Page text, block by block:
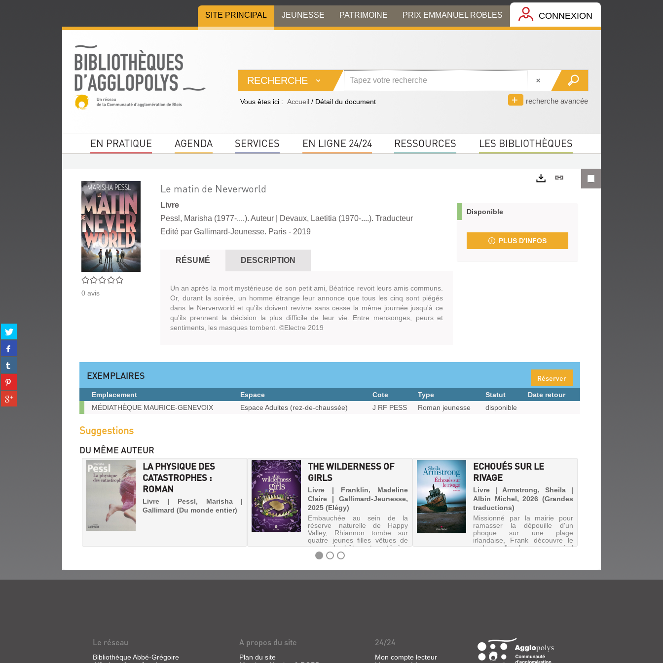
menu
contenu
la
SITE PRINCIPAL JEUNESSE PATRIMOINE PRIX EMMANUEL ROBLES CONNEXION
RECHERCHE
recherche avancée
Vous êtes ici : Accueil / Détail du document
EN PRATIQUE AGENDA SERVICES EN LIGNE 24/24 RESSOURCES LES BIBLIOTHÈQUES
Partager
sur
twitter
(Nouvelle
fenêtre)
Partager
sur
facebook
(Nouvelle
fenêtre)
Partager
sur
tumblr
(Nouvelle
fenêtre)
Partager
sur
pinterest
(Nouvelle
Partager
sur
0/5
0 avis
Le matin de Neverworld
Livre
Pessl, Marisha (1977-....). Auteur
Devaux, Laetitia (1970-....). Traducteur
Edité par Gallimard-Jeunesse. Paris - 2019
RÉSUMÉ DESCRIPTION
Un an après la mort mystérieuse de son petit ami, Béatrice revoit leurs amis communs.
Or, durant la soirée, un homme étrange leur annonce que tous les cinq sont piégés
dans le Nerverworld et qu'ils doivent revivre sans cesse la même journée jusqu'à ce
qu'ils prennent la décision la plus difficile de leur vie. Entre mensonges, peurs et
sentiments, les masques tombent. ©Electre 2019
Lien
Disponible
PLUS D'INFOS
EXEMPLAIRES Réserver
Exemplaires
Emplacement Espace Cote Type Statut
Date retour
MÉDIATHÈQUE MAURICE-GENEVOIX
Espace Adultes (rez-de-chaussée) J RF PESS Roman jeunesse disponible
Suggestions
DU MÊME AUTEUR
THE WILDERNESS OF
GIRLS
Livre | Franklin, Madeline
Claire | Gallimard-Jeunesse,
2025 (Elégy)
Embauchée au sein de la
réserve naturelle de Happy
Valley, Rhiannon tombe sur
quatre jeunes filles vêtues de
peaux de bêtes et protégées
par une meute de loups. Elle
et enquête pour tenter de
ECHOUÉS SUR LE
RIVAGE
Livre | Armstrong, Sheila |
Albin Michel, 2026 (Grandes
traductions)
Missionné par la mairie pour
ramasser la dépouille d'un
phoque sur une plage
irlandaise, Frank découvre le
cadavre d'un homme, au pied
dernier est enterré, mais les
LA PHYSIQUE DES
CATASTROPHES :
ROMAN
Livre | Pessl, Marisha |
Gallimard (Du monde entier)
GIRLS
Livre
Le réseau
Bibliothèque Abbé-Grégoire
A propos du site
Plan du site
24/24
Mon compte lecteur